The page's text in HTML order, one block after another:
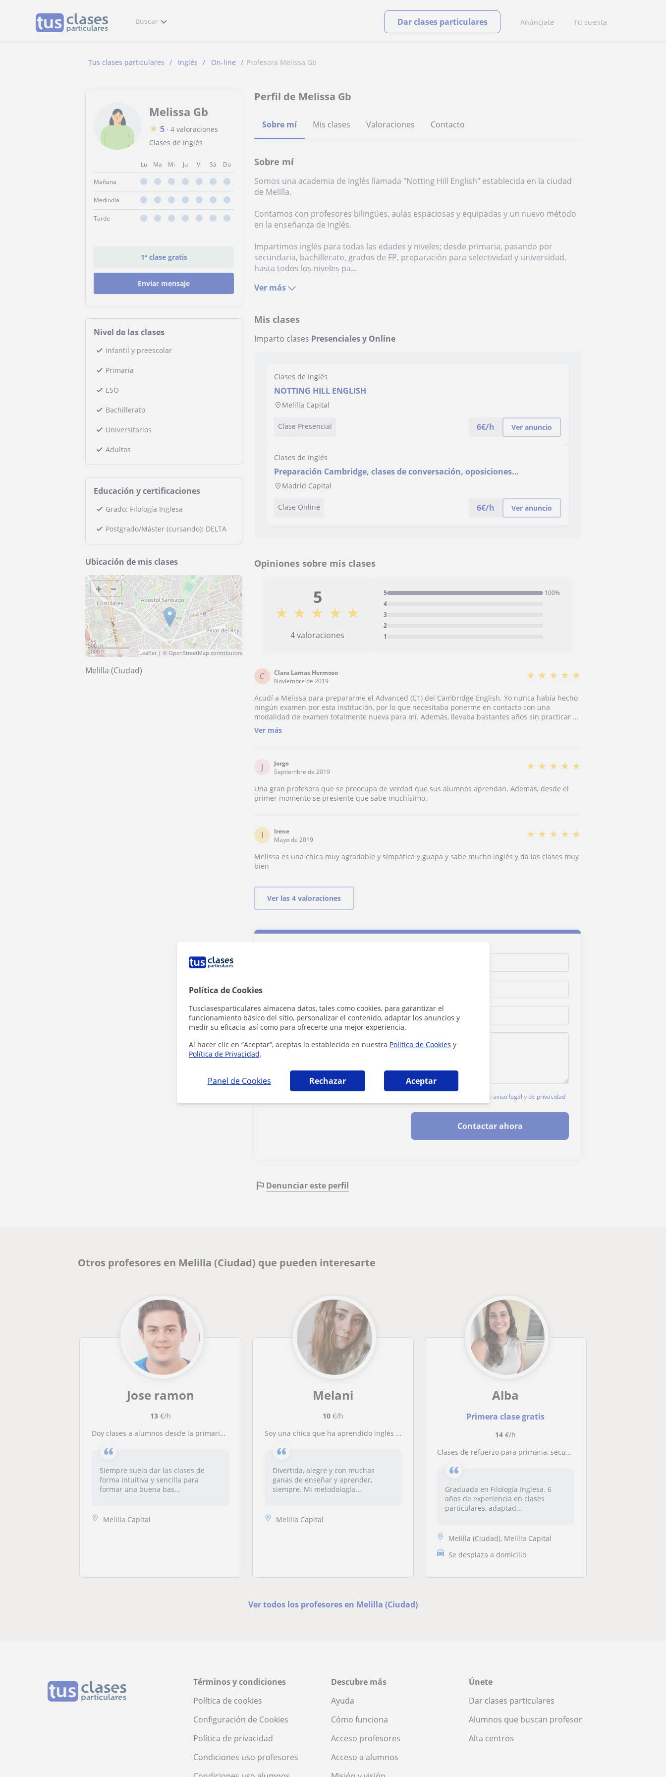
Política de Cookies
Tusclasesparticulares almacena datos, tales como cookies, para garantizar el
funcionamiento básico del sitio, personalizar el contenido, adaptar los anuncios y
medir su eficacia, así como para ofrecerte una mejor experiencia.
Al hacer clic en “Aceptar”, aceptas lo establecido en nuestra Política de Cookies y
Política de Privacidad.
Panel de Cookies Rechazar Aceptar
Buscar Anúnciate Tu cuenta
Dar clases particulares
Tus clases particulares Inglés On-line Profesora Melissa Gb
Melissa Gb
★ 5 · 4 valoraciones
Clases de Inglés
Lu Ma Mi Ju Vi Sá Do
Mañana
Mediodía
Tarde
1ª clase gratis
Enviar mensaje
Nivel de las clases
Infantil y preescolar
Primaria
ESO
Bachillerato
Universitarios
Adultos
Educación y certificaciones
Grado: Filología Inglesa
Postgrado/Máster (cursando): DELTA
Ubicación de mis clases
+ −
500 m
2000 ft
Leaflet | ©OpenStreetMap contributors
Melilla (Ciudad)
Perfil de Melissa Gb
Sobre mí Mis clases Valoraciones Contacto
Sobre mí
Somos una academia de Inglés llamada "Notting Hill English" establecida en la ciudad
de Melilla.
Contamos con profesores bilingües, aulas espaciosas y equipadas y un nuevo método
en la enseñanza de inglés.
Impartimos inglés para todas las edades y niveles; desde primaria, pasando por
secundaria, bachillerato, grados de FP, preparación para selectividad y universidad,
hasta todos los niveles pa...
Ver más
Mis clases
Imparto clases Presenciales y Online
Clases de Inglés
NOTTING HILL ENGLISH
Melilla Capital
Clase Presencial 6€/h Ver anuncio
Clases de Inglés
Preparación Cambridge, clases de conversación, oposiciones
policía/guardia civil. Todos los niveles y edades. Profesora bilingüe
Madrid Capital
Clase Online 6€/h Ver anuncio
Opiniones sobre mis clases
5
★ ★ ★ ★ ★
4 valoraciones 1
2
3
4
5 100%
C
Clara Lamas Hermoso
Noviembre de 2019
★ ★ ★ ★ ★
Acudí a Melissa para prepararme el Advanced (C1) del Cambridge English. Yo nunca había hecho
ningún examen por esta institución, por lo que necesitaba ponerme en contacto con una
modalidad de examen totalmente nueva para mí. Además, llevaba bastantes años sin practicar el
inglés, así que también necesitaba refrescar el idioma. Estos dos retos no supusieron ningún
problema para Melissa. De hecho, en poco más de un mes de clases, me presenté al examen y lo
recomiendo muchísimo.
Ver más
J
Jorge
Septiembre de 2019
★ ★ ★ ★ ★
Una gran profesora que se preocupa de verdad que sus alumnos aprendan. Además, desde el
primer momento se presiente que sabe muchísimo.
I
Irene
Mayo de 2019
★ ★ ★ ★ ★
Melissa es una chica muy agradable y simpática y guapa y sabe mucho inglés y da las clases muy
bien
Ver las 4 valoraciones
Al hacer clic, aceptas nuestroaviso legal y de privacidad
Contactar ahora
Denunciar este perfil
Otros profesores en Melilla (Ciudad) que pueden interesarte
Jose ramon
13€/h
Doy clases a alumnos desde la primaria hasta segundo de bachillerato
Siempre suelo dar las clases de
forma intuitiva y sencilla para
formar una buena bas...
Melilla Capital
Melani
10€/h
Soy una chica que ha aprendido inglés viajando, así que mi intención es enseñar con métodos prácticos, mientras se divierten y aprenden el idioma
Divertida, alegre y con muchas
ganas de enseñar y aprender,
siempre. Mi metodología...
Melilla Capital
Alba
Primera clase gratis
14 €/h
Clases de refuerzo para primaria, secundaria, y/o bachillerato
Graduada en Filología Inglesa. 6
años de experiencia en clases
particulares, adaptad...
Melilla (Ciudad), Melilla Capital
Se desplaza a domicilio
Ver todos los profesores en Melilla (Ciudad)
Términos y condiciones
Política de cookies
Configuración de Cookies
Política de privacidad
Condiciones uso profesores
Descubre más
Ayuda
Cómo funciona
Acceso profesores
Acceso a alumnos
Únete
Dar clases particulares
Alumnos que buscan profesor
Alta centros